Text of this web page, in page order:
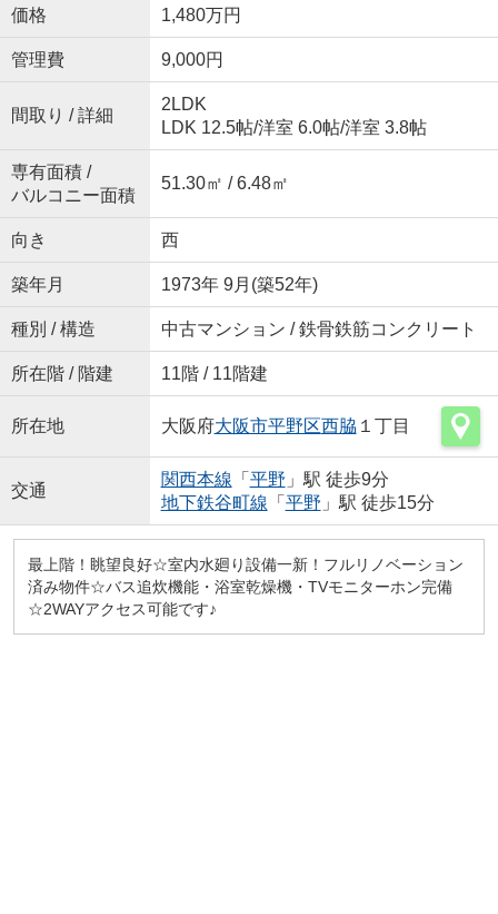
価格 1,480万円
管理費 9,000円
間取り / 詳細
2LDK
LDK 12.5帖/洋室 6.0帖/洋室 3.8帖
専有面積 /
バルコニー面積
51.30㎡ / 6.48㎡
向き 西
築年月 1973年 9月(築52年)
種別 / 構造 中古マンション / 鉄骨鉄筋コンクリート
所在階 / 階建 11階 / 11階建
所在地 大阪府大阪市平野区西脇 １丁目
交通
関西本線 「 平野 」駅 徒歩9分
地下鉄谷町線 「 平野 」駅 徒歩15分
最上階！眺望良好☆室内水廻り設備一新！フルリノベーション
済み物件☆バス追炊機能・浴室乾燥機・TVモニターホン完備
☆2WAYアクセス可能です♪